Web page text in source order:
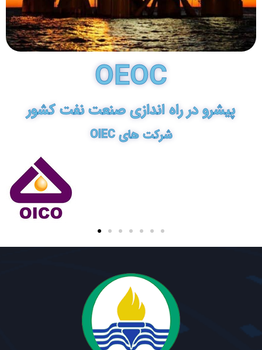
OEOC
پیشرو در راه اندازی صنعت نفت کشور
شرکت های OIEC